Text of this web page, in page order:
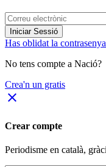
Iniciar Sessió
Has oblidat la
No tens compte a Nació?
Crea'n un gratis
close
Crear compte
Periodisme en català,